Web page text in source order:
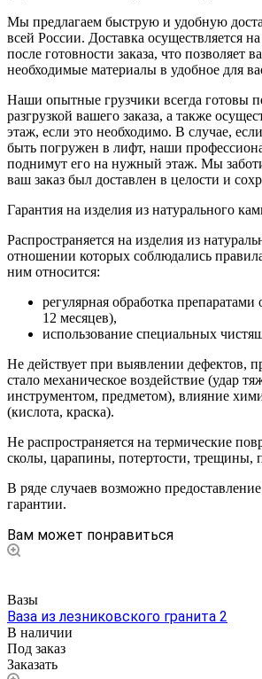
Мы предлагаем быструю и удобную
всей России. Доставка осуществляется
после готовности заказа, что позволяет
необходимые материалы в удобное для
Наши опытные грузчики всегда готовы
разгрузкой вашего заказа, а также
этаж, если это необходимо. В случае,
быть погружен в лифт, наши
поднимут его на нужный этаж. Мы
ваш заказ был доставлен в целости и
Гарантия на изделия из натурального
Распространяется на изделия из
отношении которых соблюдались
ним относится:
регулярная обработка препаратами
12 месяцев),
использование специальных
Не действует при выявлении дефектов,
стало механическое воздействие (удар
инструментом, предметом), влияние
(кислота, краска).
Не распространяется на термические
сколы, царапины, потертости, трещины,
В ряде случаев возможно
гарантии.
Вам может понравиться
Вазы
Ваза из лезниковского гранита 2
В наличии
Под заказ
Заказать